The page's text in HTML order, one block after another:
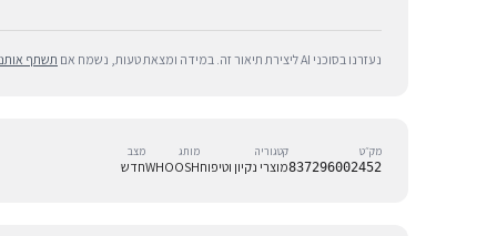
נעזרנו בסוכני AI ליצירת תיאור זה. במידה ומצאת טעות, נשמח אם תשתף
מק״ט
837296002452
קטגוריה
מוצרי נקיון וטיפוח
מותג
WHOOSH
מצב
חדש